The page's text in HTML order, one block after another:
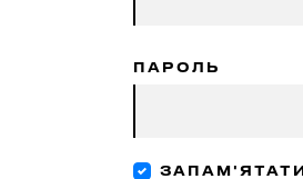
ПАРОЛЬ
ЗАПАМ'ЯТАТИ